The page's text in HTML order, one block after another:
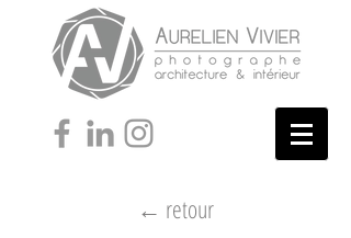
← retour